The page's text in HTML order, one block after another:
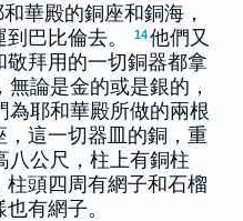
華殿的銅座和銅海，
巴比倫去。
14他們又
拜用的一切銅器都拿
論是金的或是銀的，
為耶和華殿所做的兩根
這一切器皿的銅，重
八公尺，柱上有銅柱
頭四周有網子和石榴
有網子。